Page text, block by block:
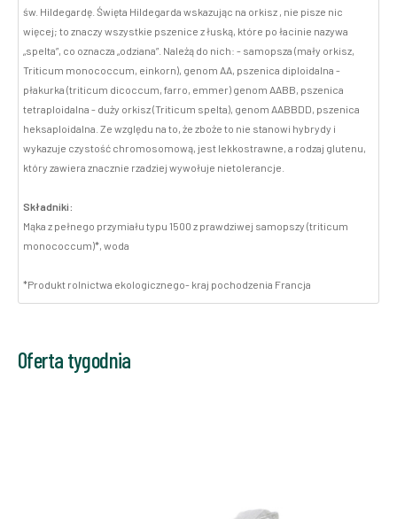
św. Hildegardę. Święta Hildegarda wskazując na orkisz , nie pisze nic
więcej; to znaczy wszystkie pszenice z łuską, które po łacinie nazywa
„spelta”, co oznacza „odziana”. Należą do nich: - samopsza (mały orkisz,
Triticum monococcum, einkorn), genom AA, pszenica diploidalna -
płakurka (triticum dicoccum, farro, emmer) genom AABB, pszenica
tetraploidalna - duży orkisz (Triticum spelta), genom AABBDD, pszenica
heksaploidalna. Ze względu na to, że zboże to nie stanowi hybrydy i
wykazuje czystość chromosomową, jest lekkostrawne, a rodzaj glutenu,
który zawiera znacznie rzadziej wywołuje nietolerancje.
Składniki:
Mąka z pełnego przymiału typu 1500 z prawdziwej samopszy (triticum
monococcum)*, woda
*Produkt rolnictwa ekologicznego- kraj pochodzenia Francja
Oferta tygodnia